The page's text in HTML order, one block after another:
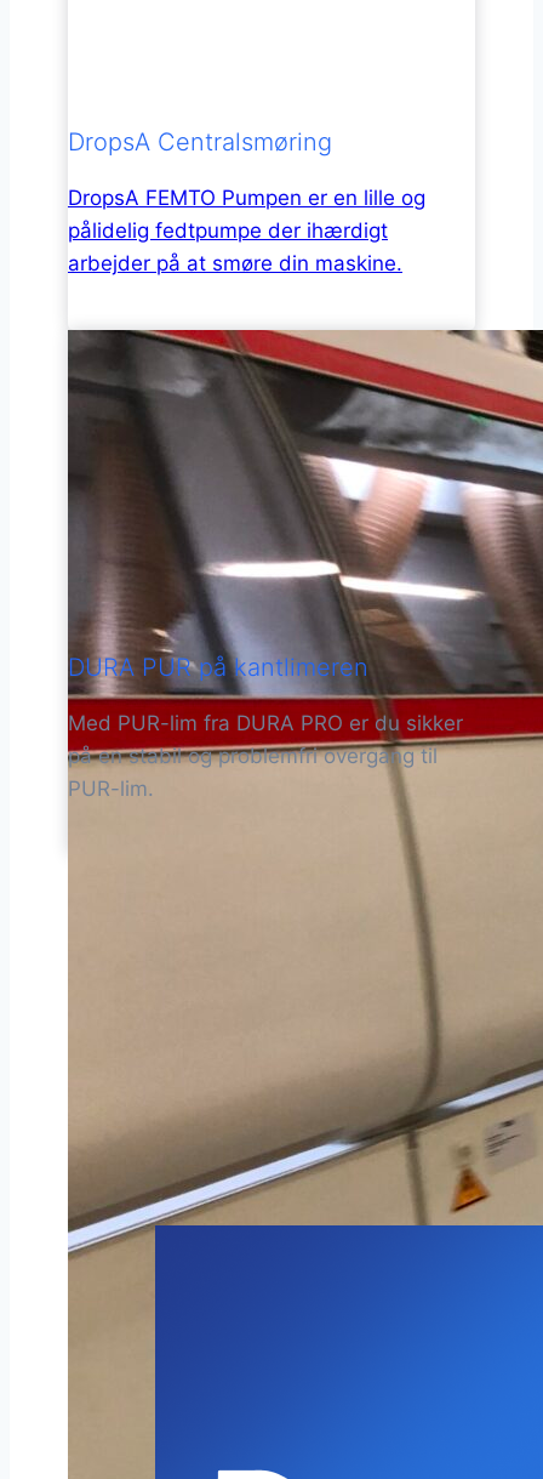
DropsA Centralsmøring
DropsA FEMTO Pumpen er en lille og
pålidelig fedtpumpe der ihærdigt
arbejder på at smøre din maskine.
DURA PUR på kantlimeren
Med PUR-lim fra DURA PRO er du sikker
på en stabil og problemfri overgang til
PUR-lim.